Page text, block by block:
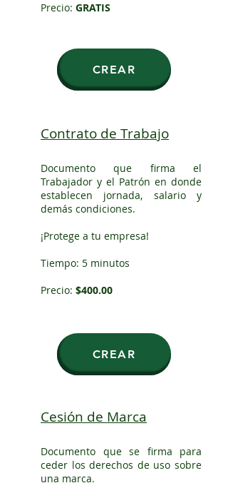
Precio: GRATIS
CREAR
Contrato de Trabajo
Documento que firma el
Trabajador y el Patrón en donde
establecen jornada, salario y
demás condiciones.
¡Protege a tu empresa!
Tiempo: 5 minutos
Precio: $400.00
CREAR
Cesión de Marca
Documento que se firma para
ceder los derechos de uso sobre
una marca.